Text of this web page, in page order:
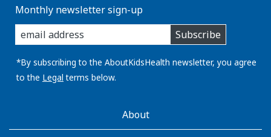
Monthly newsletter sign-up
enter
you
email
address:
Subscribe
*By subscribing to the AboutKidsHealth newsletter, you agree
to the Legal terms below.
AboutKidsHealthAbout